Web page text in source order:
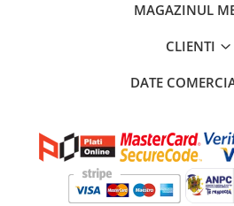
MAGAZINUL
CLIENTI
DATE